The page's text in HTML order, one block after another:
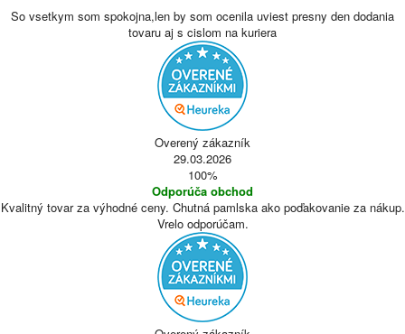
So vsetkym som spokojna,len by som ocenila uviest presny den dodania
tovaru aj s cislom na kuriera
Overený zákazník
29.03.2026
100%
Odporúča obchod
Kvalitný tovar za výhodné ceny. Chutná pamlska ako poďakovanie za nákup.
Vrelo odporúčam.